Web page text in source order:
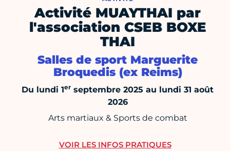
Activité MUAYTHAI par
l'association CSEB BOXE
THAI
Salles de sport Marguerite
Broquedis (ex Reims)
Du lundi 1er septembre 2025 au lundi 31 août
2026
Arts martiaux & Sports de combat
VOIR LES INFOS PRATIQUES